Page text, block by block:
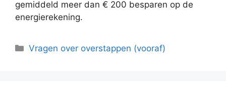
gemiddeld meer dan € 200 besparen op de
energierekening.
Categorieën
Vragen over overstappen (vooraf)